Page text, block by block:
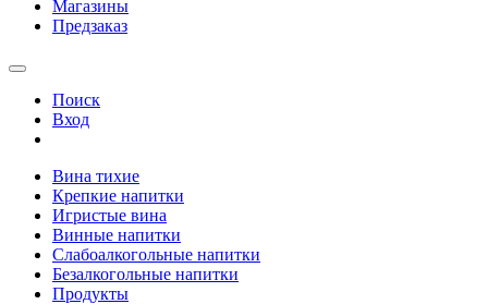
Магазины
Предзаказ
Поиск
Вход
Вина тихие
Крепкие напитки
Игристые вина
Винные напитки
Слабоалкогольные напитки
Безалкогольные напитки
Продукты